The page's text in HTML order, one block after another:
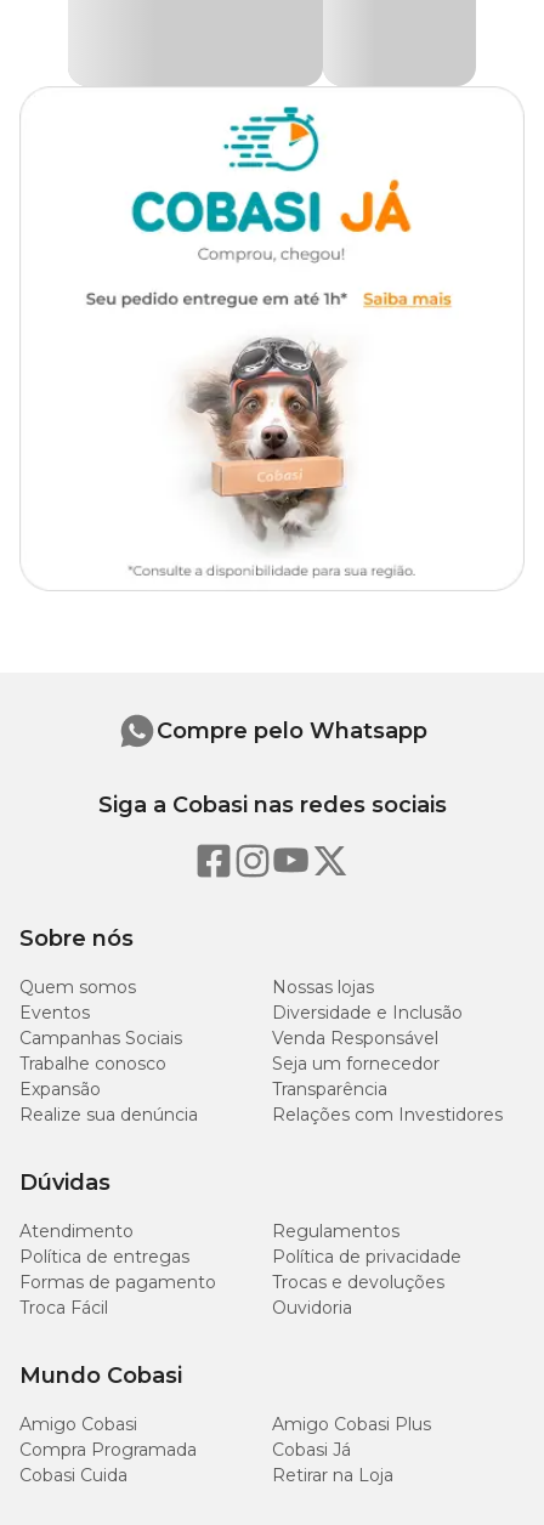
Nitrogênio, Enxofre,
Sulfato
Frequência A cada 15 dias
Líquido
5ml por litro de água
mais frescos do dia (manhã ou fim de tarde).
e adicionar ao pulverizador sob agitação.
Sobre nós
Quem somos
Nossas lojas
Eventos
Diversidade e Inclusão
Campanhas Sociais
Venda Responsável
Trabalhe conosco
Seja um fornecedor
Expansão
Transparência
Realize sua denúncia
Relações com Investidores
Dúvidas
Atendimento
Regulamentos
Política de entregas
Política de privacidade
Formas de pagamento
Trocas e devoluções
Troca Fácil
Ouvidoria
Mundo Cobasi
Amigo Cobasi
Amigo Cobasi Plus
Compra Programada
Cobasi Já
Cobasi Cuida
Retirar na Loja
Compre pelo Whatsapp
Siga a Cobasi nas redes sociais